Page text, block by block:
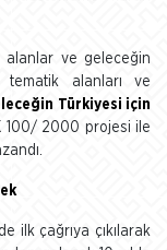
alanlar ve geleceğin
tematik alanları ve
Türkiyesi için
100/ 2000 projesi ile
ilk çağrıya çıkılarak